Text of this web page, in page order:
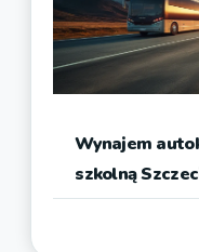
Wynajem
szkolną